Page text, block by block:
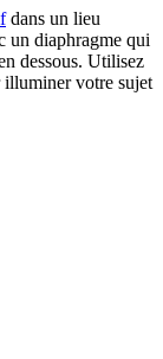
dans un lieu
un diaphragme qui
dessous. Utilisez
illuminer votre sujet